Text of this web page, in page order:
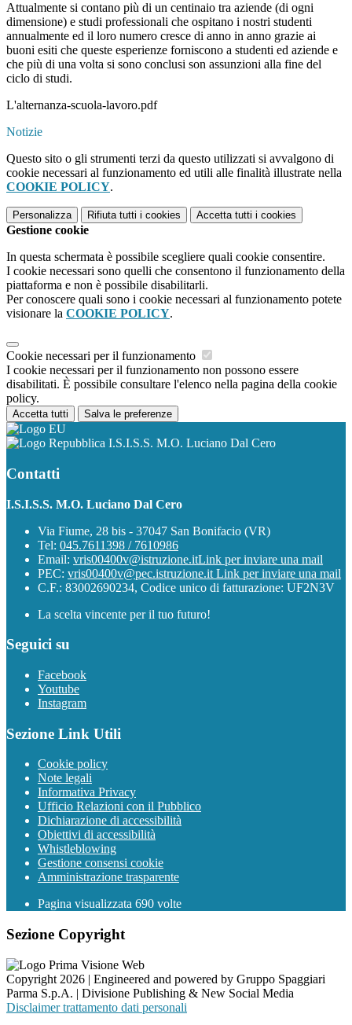
Attualmente si contano più di un centinaio tra aziende (di ogni
dimensione) e studi professionali che ospitano i nostri studenti
annualmente ed il loro numero cresce di anno in anno grazie ai
buoni esiti che queste esperienze forniscono a studenti ed aziende e
che più di una volta si sono conclusi son assunzioni alla fine del
ciclo di studi.
L'alternanza-scuola-lavoro.pdf
Notizie
Questo sito o gli strumenti terzi da questo utilizzati si avvalgono di
cookie necessari al funzionamento ed utili alle finalità illustrate nella
COOKIE POLICY.
Personalizza Rifiuta tutti i cookies Accetta tutti i cookies
Gestione cookie
In questa schermata è possibile scegliere quali cookie consentire.
I cookie necessari sono quelli che consentono il funzionamento della
piattaforma e non è possibile disabilitarli.
Per conoscere quali sono i cookie necessari al funzionamento potete
visionare la COOKIE POLICY.
Cookie necessari per il funzionamento
I cookie necessari per il funzionamento non possono essere
disabilitati. È possibile consultare l'elenco nella pagina della cookie
policy.
Accetta tutti Salva le preferenze
I.S.I.S.S. M.O. Luciano Dal Cero
Contatti
I.S.I.S.S. M.O. Luciano Dal Cero
Via Fiume, 28 bis - 37047 San Bonifacio (VR)
Tel: 045.7611398 / 7610986
Email: vris00400v@istruzione.itLink per inviare una mail
PEC: vris00400v@pec.istruzione.it Link per inviare una mail
C.F.: 83002690234, Codice unico di fatturazione: UF2N3V
La scelta vincente per il tuo futuro!
Seguici su
Facebook
Youtube
Instagram
Sezione Link Utili
Cookie policy
Note legali
Informativa Privacy
Ufficio Relazioni con il Pubblico
Dichiarazione di accessibilità
Obiettivi di accessibilità
Whistleblowing
Gestione consensi cookie
Amministrazione trasparente
Pagina visualizzata 690 volte
Sezione Copyright
Copyright 2026 | Engineered and powered by Gruppo Spaggiari
Parma S.p.A. | Divisione Publishing & New Social Media
Disclaimer trattamento dati personali